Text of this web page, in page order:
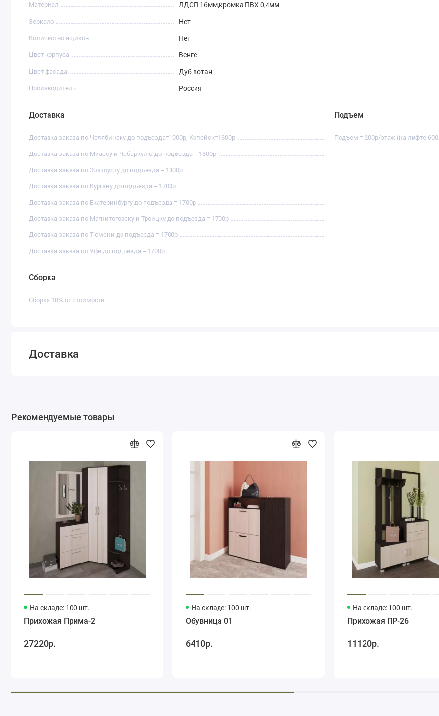
Материал ЛДСП 16мм,кромка ПВХ 0,4мм
Зеркало Нет
Количество ящиков Нет
Цвет корпуса Венге
Цвет фасада Дуб вотан
Производитель Россия
Доставка
Доставка заказа по Челябинску до подъезда=1000р, Копейск=1300р
Доставка заказа по Миассу и Чебаркулю до подъезда = 1300р
Доставка заказа по Златоусту до подъезда = 1300р
Доставка заказа по Кургану до подъезда = 1700р
Доставка заказа по Екатеринбургу до подъезда = 1700р
Доставка заказа по Магнитогорску и Троицку до подъезда = 1700р
Доставка заказа по Тюмени до подъезда = 1700р
Доставка заказа по Уфе до подъезда = 1700р
Подъем
Подъем = 200р/этаж (на лифте
Сборка
Сборка 10% от стоимости
Доставка
Рекомендуемые товары
На складе: 100 шт.
Прихожая Прима-2
27220р.
На складе: 100 шт.
Обувница 01
6410р.
На складе: 100 шт.
Прихожая ПР-26
11120р.